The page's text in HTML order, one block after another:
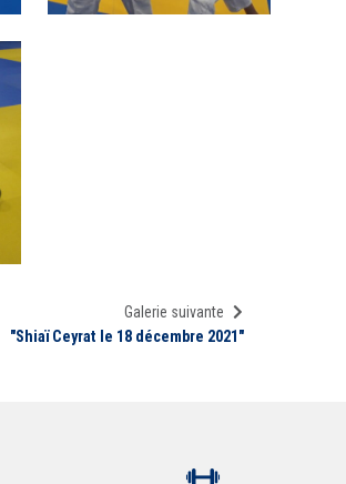
Galerie suivante
"Shiaï Ceyrat le 18 décembre 2021"